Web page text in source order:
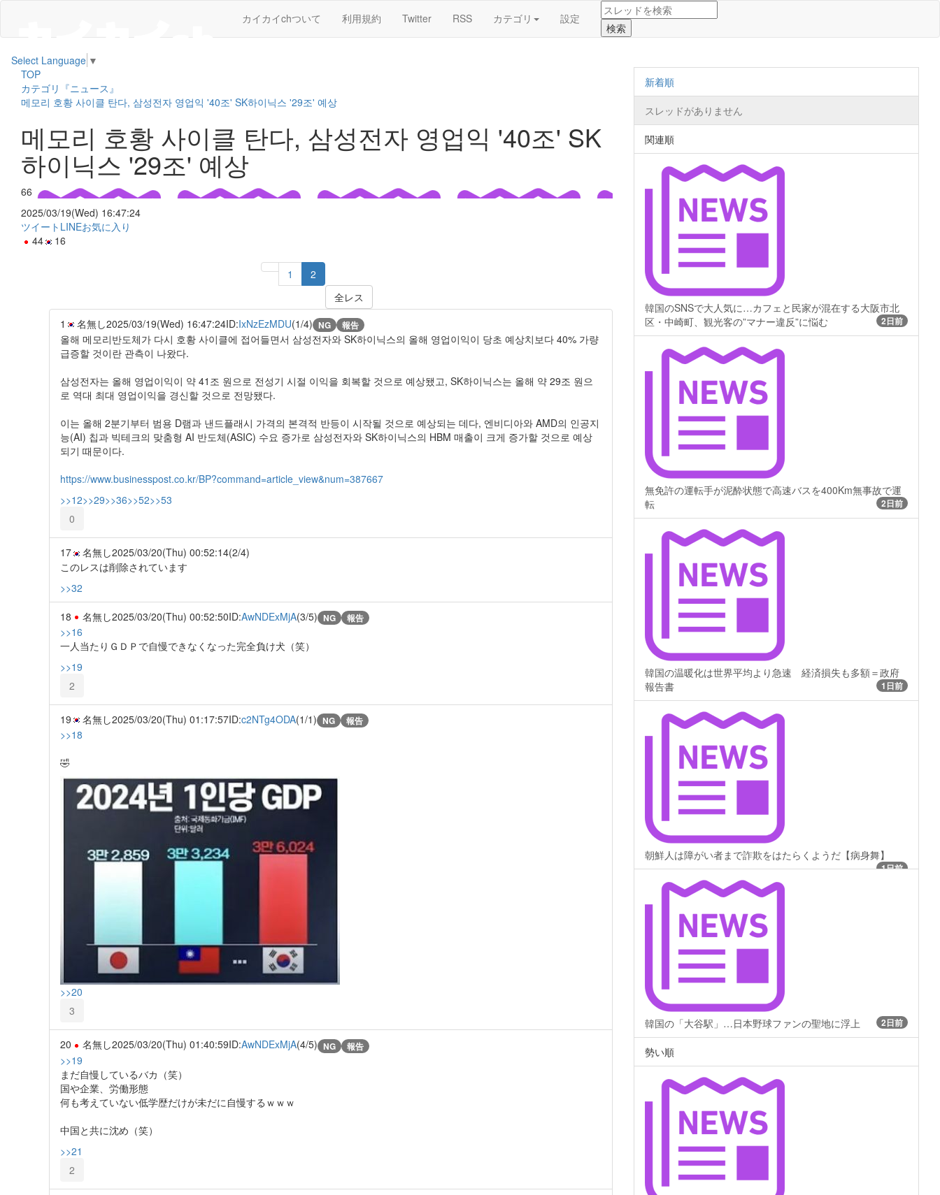
カイカイchついて 利用規約 Twitter RSS カテゴリ 設定
Select Language ▼
TOP
カテゴリ『ニュース』
메모리 호황 사이클 탄다, 삼성전자 영업익 '40조' SK하이닉스 '29조' 예상
메모리 호황 사이클 탄다, 삼성전자 영업익 '40조' SK
하이닉스 '29조' 예상
66
2025/03/19(Wed) 16:47:24
ツイート LINEお気に入り
44
16
1
2
全レス
1
名無し2025/03/19(Wed) 16:47:24ID:IxNzEzMDU(1/4) NG 報告
올해 메모리반도체가 다시 호황 사이클에 접어들면서 삼성전자와 SK하이닉스의 올해 영업이익이 당초 예상치보다 40% 가량
급증할 것이란 관측이 나왔다.
삼성전자는 올해 영업이익이 약 41조 원으로 전성기 시절 이익을 회복할 것으로 예상됐고, SK하이닉스는 올해 약 29조 원으
로 역대 최대 영업이익을 경신할 것으로 전망됐다.
이는 올해 2분기부터 범용 D램과 낸드플래시 가격의 본격적 반등이 시작될 것으로 예상되는 데다, 엔비디아와 AMD의 인공지
능(AI) 칩과 빅테크의 맞춤형 AI 반도체(ASIC) 수요 증가로 삼성전자와 SK하이닉스의 HBM 매출이 크게 증가할 것으로 예상
되기 때문이다.
https://www.businesspost.co.kr/BP?command=article_view&num=387667
>>12>>29>>36>>52>>53
0
17 名無し2025/03/20(Thu) 00:52:14(2/4)
このレスは削除されています
>>32
18 名無し2025/03/20(Thu) 00:52:50ID:AwNDExMjA(3/5) NG 報告
>>16
一人当たりＧＤＰで自慢できなくなった完全負け犬（笑）
>>19
2
19 名無し2025/03/20(Thu) 01:17:57ID:c2NTg4ODA(1/1) NG 報告
>>18
🤣
>>20
3
20 名無し2025/03/20(Thu) 01:40:59ID:AwNDExMjA(4/5) NG 報告
>>19
まだ自慢しているバカ（笑）
国や企業、労働形態
何も考えていない低学歴だけが未だに自慢するｗｗｗ
中国と共に沈め（笑）
>>21
2
新着順
スレッドがありません
関連順
韓国のSNSで大人気に…カフェと民家が混在する大阪市北
区・中崎町、観光客の”マナー違反”に悩む
2日前
無免許の運転手が泥酔状態で高速バスを400Km無事故で運
転
2日前
韓国の温暖化は世界平均より急速 経済損失も多額＝政府
報告書
1日前
朝鮮人は障がい者まで詐欺をはたらくようだ【病身舞】
1日前
韓国の「大谷駅」…日本野球ファンの聖地に浮上 2日前
勢い順